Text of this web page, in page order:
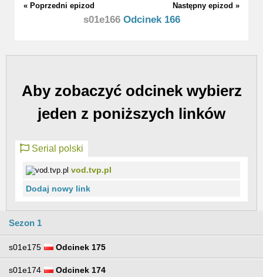
« Poprzedni epizod Następny epizod »
s01e166Odcinek 166
Aby zobaczyć odcinek wybierz
jeden z poniższych linków
Serial polski
vod.tvp.pl
Dodaj nowy link
Sezon 1
s01e175 Odcinek 175
s01e174 Odcinek 174